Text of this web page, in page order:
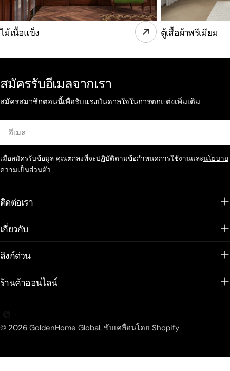
ไม้เนื้อแข็ง ตู้เสื้อผ้าพรีเมียม
สมัครรับอีเมลจากเรา
สมัครสมาชิกตอนนี้เพื่อรับแรงบันดาลใจในการตกแต่งเพิ่มเติม
อีเมล
เมื่อสมัครรับข้อมูล คุณตกลงที่จะปฏิบัติตามข้อกำหนดการใช้งานและนโยบาย
ความเป็นส่วนตัว
ติดต่อเรา
เกี่ยวกับ
ลิงก์ด่วน
ร้านค้าออนไลน์
© 2026 GoldenHome Global. ขับเคลื่อนโดย Shopify